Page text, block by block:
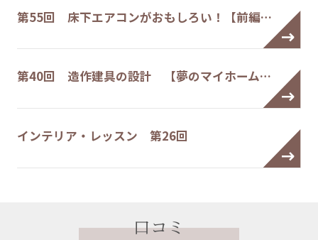
第55回 床下エアコンがおもしろい！【前編…
第40回 造作建具の設計 【夢のマイホーム…
インテリア・レッスン 第26回
口コミ